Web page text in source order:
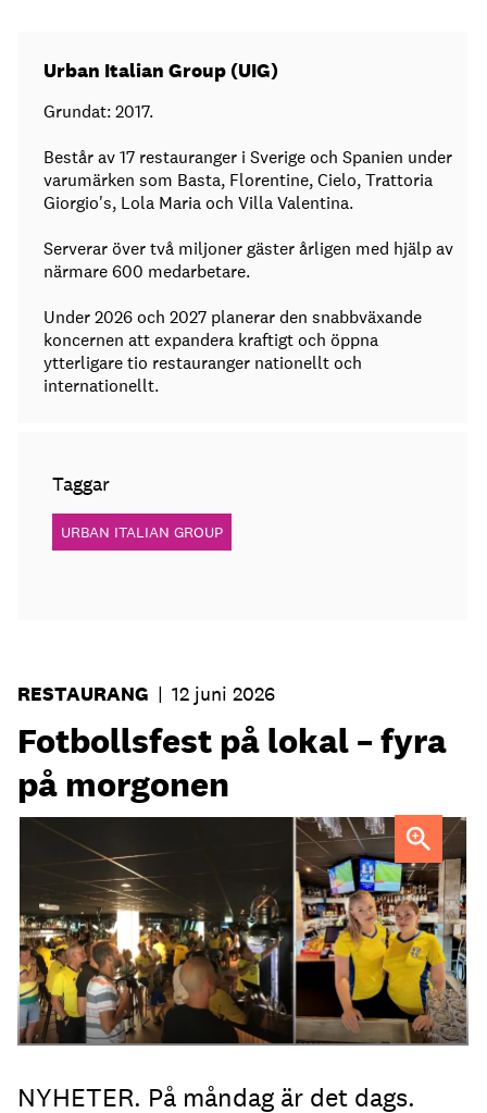
Urban Italian Group (UIG)
Grundat: 2017.
Består av 17 restauranger i Sverige och Spanien under
varumärken som Basta, Florentine, Cielo, Trattoria
Giorgio's, Lola Maria och Villa Valentina.
Serverar över två miljoner gäster årligen med hjälp av
närmare 600 medarbetare.
Under 2026 och 2027 planerar den snabbväxande
koncernen att expandera kraftigt och öppna
ytterligare tio restauranger nationellt och
internationellt.
Taggar
URBAN ITALIAN GROUP
RESTAURANG | 12 juni 2026
Fotbollsfest på lokal – fyra
på morgonen
Strandgatan Två välkomnar svenska fotbollsfans kl 04.
NYHETER. På måndag är det dags.